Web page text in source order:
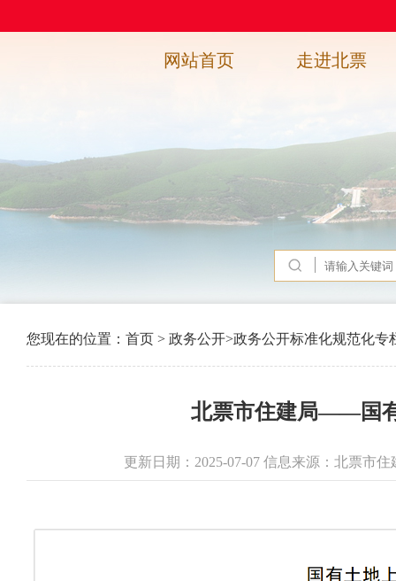
网站首页 走进北票
您现在的位置： 首页 > 政务公开>政务公开标准化规范化专
北票市住建局——国
更新日期：2025-07-07 信息来源：北票市